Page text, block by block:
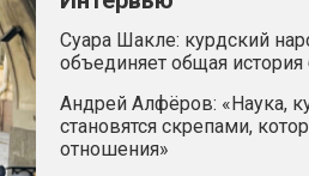
Суара Шакле: курдский
объединяет общая
Андрей Алфёров: «Наука,
становятся скрепами,
отношения»